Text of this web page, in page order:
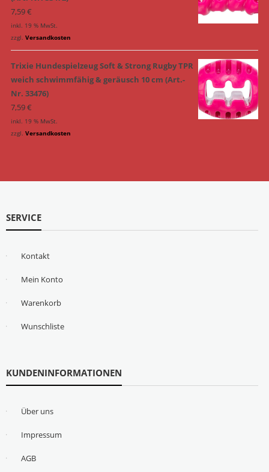
7,59€
inkl. 19 % MwSt.
zzgl. Versandkosten
Trixie Hundespielzeug Soft & Strong Rugby TPR
weich schwimmfähig & geräusch 10 cm (Art.-
Nr. 33476)
7,59€
inkl. 19 % MwSt.
zzgl. Versandkosten
SERVICE
Kontakt
Mein Konto
Warenkorb
Wunschliste
KUNDENINFORMATIONEN
Über uns
Impressum
AGB